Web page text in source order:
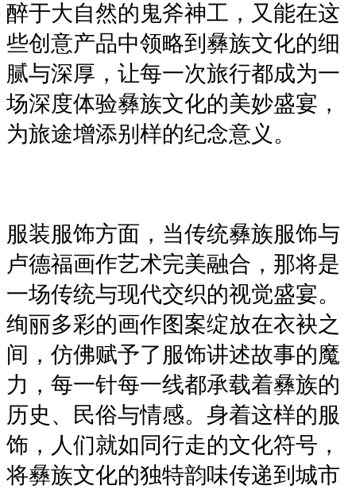
醉于大自然的鬼斧神工，又能在这
些创意产品中领略到彝族文化的细
腻与深厚，让每一次旅行都成为一
场深度体验彝族文化的美妙盛宴，
为旅途增添别样的纪念意义。
服装服饰方面，当传统彝族服饰与
卢德福画作艺术完美融合，那将是
一场传统与现代交织的视觉盛宴。
绚丽多彩的画作图案绽放在衣袂之
间，仿佛赋予了服饰讲述故事的魔
力，每一针每一线都承载着彝族的
历史、民俗与情感。身着这样的服
饰，人们就如同行走的文化符号，
将彝族文化的独特韵味传递到城市